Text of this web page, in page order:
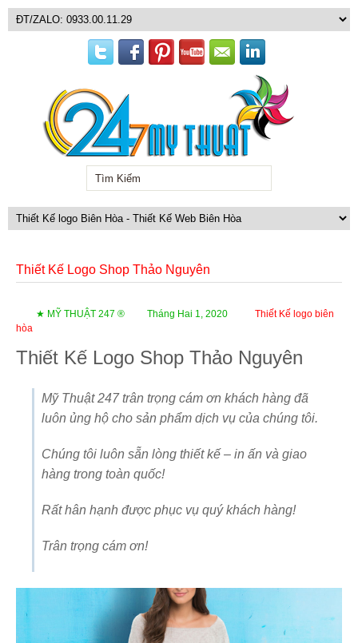
Thiết Kế Logo Shop Thảo Nguyên
★ MỸ THUẬT 247 ® Tháng Hai 1, 2020
Thiết Kế logo biên
hòa
Thiết Kế Logo Shop Thảo Nguyên
Mỹ Thuật 247 trân trọng cám ơn khách hàng đã
luôn ủng hộ cho sản phẩm dịch vụ của chúng tôi.
Chúng tôi luôn sẵn lòng thiết kế – in ấn và giao
hàng trong toàn quốc!
Rất hân hạnh được phục vụ quý khách hàng!
Trân trọng cám ơn!